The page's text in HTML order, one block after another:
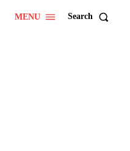
MENU Search